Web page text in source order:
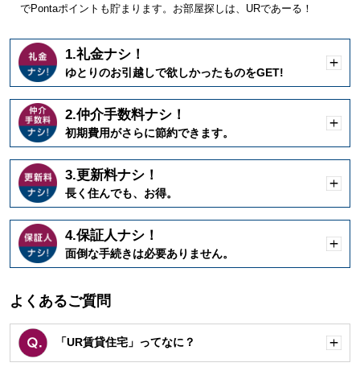
でPontaポイントも貯まります。お部屋探しは、URであーる！
1.礼金ナシ！
ゆとりのお引越しで欲しかったものをGET!
く
2.仲介手数料ナシ！
初期費用がさらに節約できます。
く
3.更新料ナシ！
長く住んでも、お得。
く
4.保証人ナシ！
面倒な手続きは必要ありません。
く
よくあるご質問
「UR賃貸住宅」ってなに？
く